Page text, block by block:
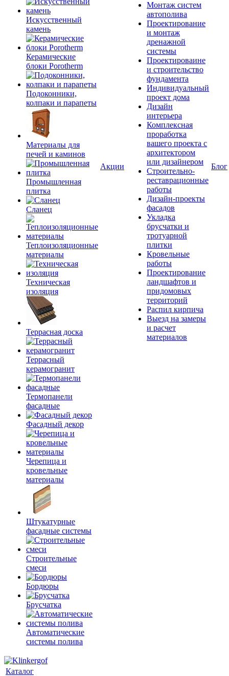
Искусственный
камень
Керамические
блоки Porotherm
Подоконники,
колпаки и парапеты
Материалы для
печей и каминов
Промышленная
плитка
Сланец
Теплоизоляционные
материалы
Техническая
изоляция
Террасная доска
Террасный
керамогранит
Термопанели
фасадные
Фасадный декор
Черепица и
кровельные
материалы
Штукатурные
фасадные системы
Строительные
смеси
Бордюры
Брусчатка
Автоматические
системы полива
Акции
Монтаж систем
автополива
Проектирование
и монтаж
дренажной
системы
Проектироваине
и строительство
фундамента
Индивидуальный
проект дома
Дизайн
интерьера
Комплексная
проработка
вашего проекта с
архитектором
или дизайнером
Строительно-
реставрационные
работы
Дизайн-проекты
фасадов
Укладка
брусчатки и
тротуарной
плитки
Кровельные
работы
Проектирование
ландшафтов и
придомовых
территорий
Распил кирпича
Выезд на замеры
и расчет
материалов
Блог
Каталог